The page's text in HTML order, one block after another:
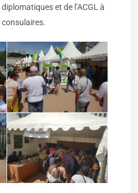
et de l’ACGL à
consulaires.